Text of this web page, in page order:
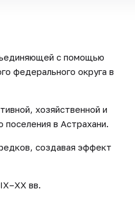
с помощью
федерального округа в
хозяйственной и
в Астрахани.
создавая эффект
вв.